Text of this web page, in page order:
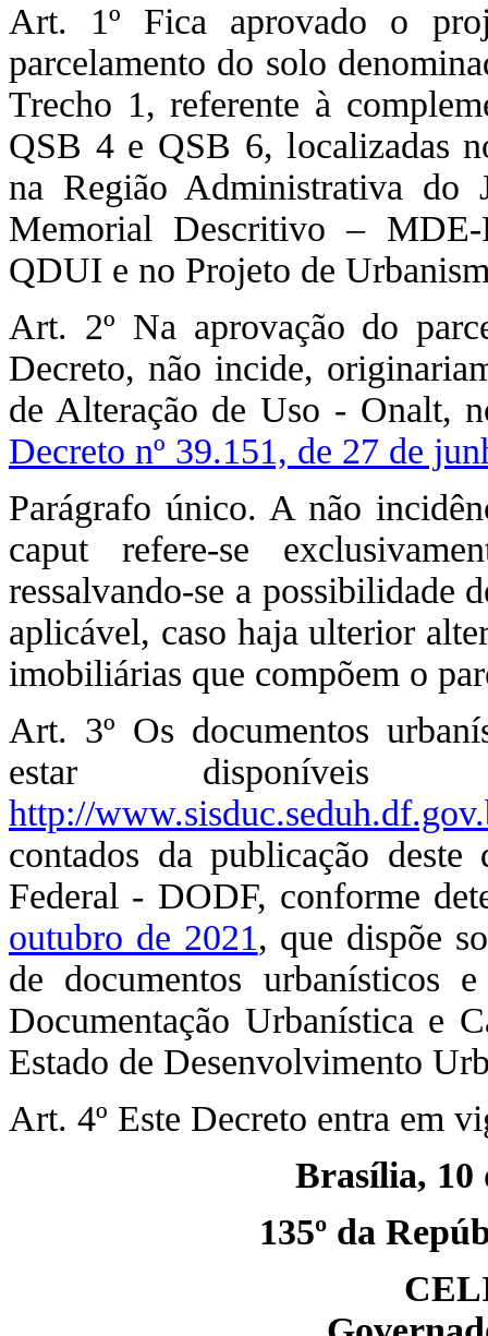
Art. 1º Fica aprovado o
parcelamento do solo
Trecho 1, referente à
QSB 4 e QSB 6, localizadas
na Região Administrativa do
Memorial Descritivo –
QDUI e no Projeto de
Art. 2º Na aprovação do
Decreto, não incide,
de Alteração de Uso - Onalt,
Decreto nº 39.151, de 27 de
Parágrafo único. A não
caput refere-se
ressalvando-se a possibilidade
aplicável, caso haja ulterior
imobiliárias que compõem o
Art. 3º Os documentos
estar disponíveis
http://
contados da publicação
Federal - DODF, conforme
outubro de 2021, que dispõe
de documentos urbanísticos
Documentação Urbanística e
Estado de Desenvolvimento
Art. 4º Este Decreto entra em
Brasília, 10
135º da